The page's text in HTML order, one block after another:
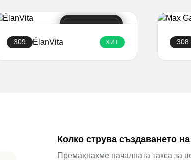
309 ÉlanVita ХИТ 308
Колко струва създаването
Премахнахме началната такса за